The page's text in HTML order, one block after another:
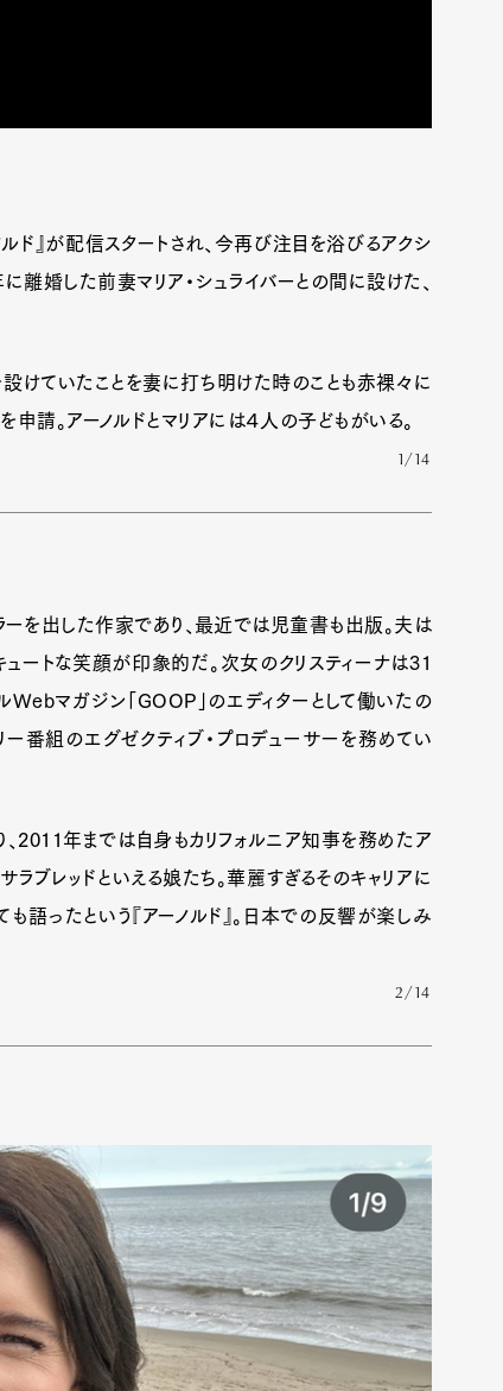
ド』が配信スタートされ、今再び注目を浴びるアクシ
に離婚した前妻マリア・シュライバーとの間に設けた、
設けていたことを妻に打ち明けた時のことも赤裸々に
請。アーノルドとマリアには４人の子どもがいる。
1/14
を出した作家であり、最近では児童書も出版。夫は
ュートな笑顔が印象的だ。次女のクリスティーナは31
Webマガジン「GOOP」のエディターとして働いたの
ー番組のエグゼクティブ・プロデューサーを務めてい
2011年までは自身もカリフォルニア知事を務めたア
ブレッドといえる娘たち。華麗すぎるそのキャリアに
語ったという『アーノルド』。日本での反響が楽しみ
2/14